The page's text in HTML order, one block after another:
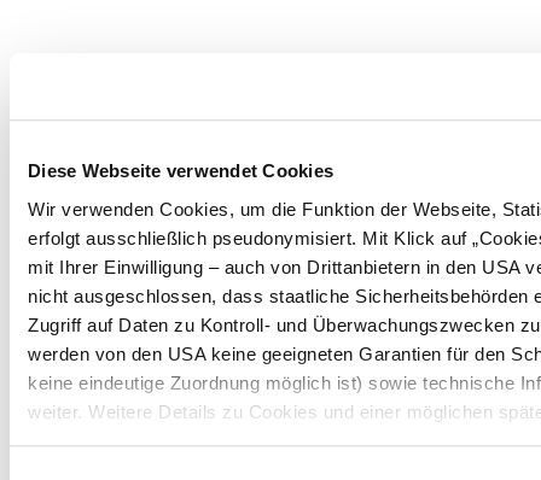
Diese Webseite verwendet Cookies
Wir verwenden Cookies, um die Funktion der Webseite,
erfolgt ausschließlich pseudonymisiert. Mit Klick auf
mit Ihrer Einwilligung – auch von Drittanbietern in den USA
nicht ausgeschlossen, dass staatliche Sicherheitsbehörden
Zugriff auf Daten zu Kontroll- und Überwachungszwecken
werden von den USA keine geeigneten Garantien für den
keine eindeutige Zuordnung möglich ist) sowie technische
weiter. Weitere Details zu Cookies und einer möglichen